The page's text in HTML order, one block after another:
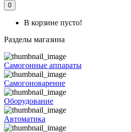
0
В корзине пусто!
Разделы магазина
Самогонные аппараты
Самогоноварение
Оборудование
Автоматика